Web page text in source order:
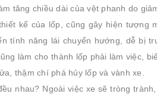
tăng chiều dài của vệt phanh do
kế của lốp, cũng gây hiện tượng
tính năng lái chuyển hướng, dễ bị
làm cho thành lốp phải làm việc,
thậm chí phá hủy lốp và vành xe.
nhau? Ngoài việc xe sẽ tròng